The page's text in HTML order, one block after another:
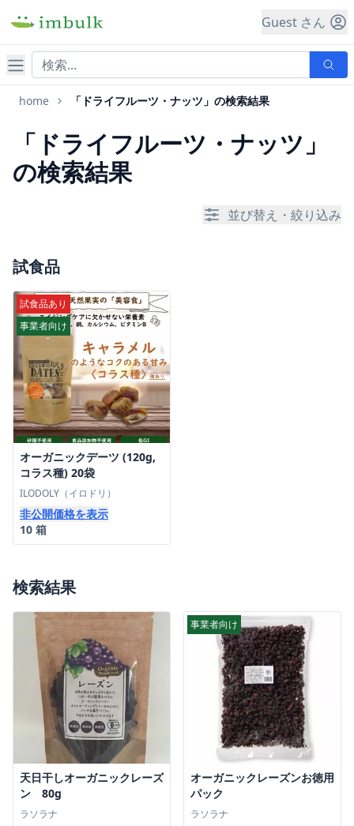
Guest さん
ナビゲーション
home 「ドライフルーツ・ナッツ」の検索結果
「ドライフルーツ・ナッツ」
の検索結果
並び替え・絞り込み
試食品
試食品あり
事業者向け
オーガニックデーツ (120g,
コラス種) 20袋
ILODOLY（イロドリ）
非公開価格を表示
10 箱
検索結果
天日干しオーガニックレーズ
ン 80g
ラソラナ
事業者向け
オーガニックレーズンお徳用
パック
ラソラナ